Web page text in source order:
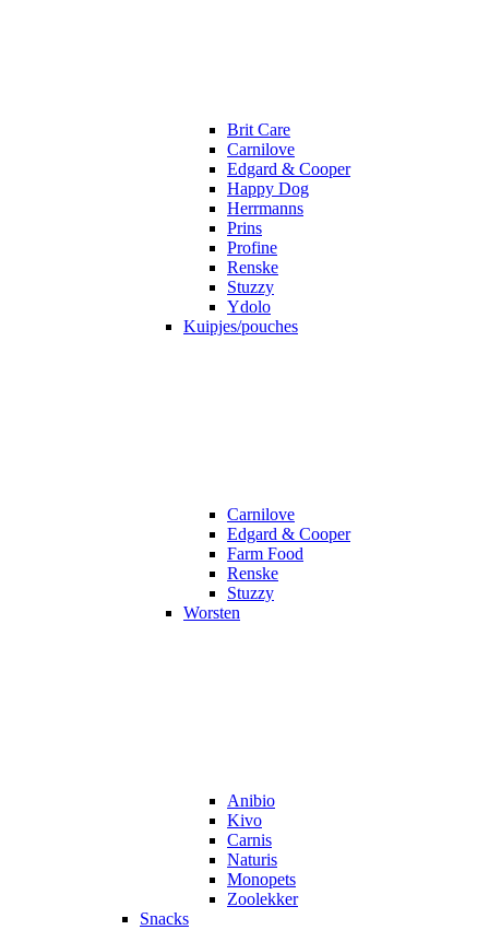
Brit Care
Carnilove
Edgard & Cooper
Happy Dog
Herrmanns
Prins
Profine
Renske
Stuzzy
Ydolo
Kuipjes/pouches
Carnilove
Edgard & Cooper
Farm Food
Renske
Stuzzy
Worsten
Anibio
Kivo
Carnis
Naturis
Monopets
Zoolekker
Snacks